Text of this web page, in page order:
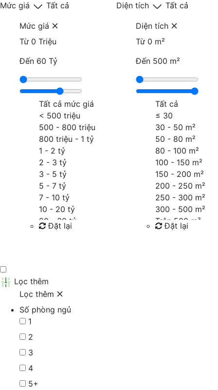
Mức giá Tất cả
Mức giá
Từ 0 Triệu
Đến 60 Tỷ
Tất cả mức giá
< 500 triệu
500 - 800 triệu
800 triệu - 1 tỷ
1 - 2 tỷ
2 - 3 tỷ
3 - 5 tỷ
5 - 7 tỷ
7 - 10 tỷ
10 - 20 tỷ
20 - 30 tỷ
30 - 40 tỷ
Đặt lại
Diện tích Tất cả
Diện tích
Từ 0 m²
Đến 500 m²
Tất cả
≤ 30
30 - 50 m²
50 - 80 m²
80 - 100 m²
100 - 150 m²
150 - 200 m²
200 - 250 m²
250 - 300 m²
300 - 500 m²
Trên 500 m²
Đặt lại
Lọc thêm
Lọc thêm
Số phòng ngủ
1
2
3
4
5+